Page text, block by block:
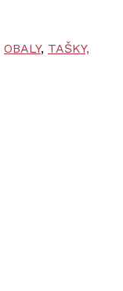
OBALY, TAŠKY,